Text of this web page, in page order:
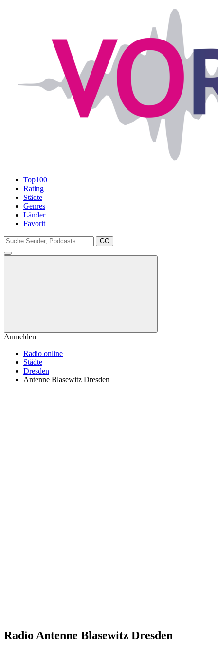
Top100
Rating
Städte
Genres
Länder
Favorit
GO
Anmelden
Radio online
Städte
Dresden
Antenne Blasewitz Dresden
Radio Antenne Blasewitz Dresden